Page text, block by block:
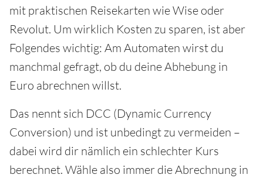
mit praktischen Reisekarten wie Wise oder
Revolut. Um wirklich Kosten zu sparen, ist aber
Folgendes wichtig: Am Automaten wirst du
manchmal gefragt, ob du deine Abhebung in
Euro abrechnen willst.
Das nennt sich DCC (Dynamic Currency
Conversion) und ist unbedingt zu vermeiden –
dabei wird dir nämlich ein schlechter Kurs
berechnet. Wähle also immer die Abrechnung in